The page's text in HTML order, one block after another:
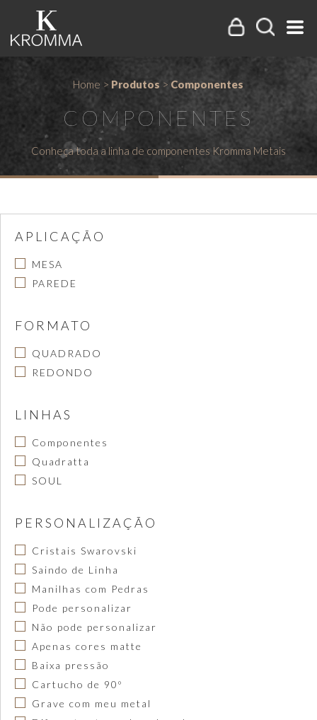
Home > Produtos > Componentes
COMPONENTES
Conheça toda a linha de componentes Kromma Metais
APLICAÇÃO
MESA
PAREDE
FORMATO
QUADRADO
REDONDO
LINHAS
Componentes
Quadratta
SOUL
PERSONALIZAÇÃO
Cristais Swarovski
Saindo de Linha
Manilhas com Pedras
Pode personalizar
Não pode personalizar
Apenas cores matte
Baixa pressão
Cartucho de 90º
Grave com meu metal